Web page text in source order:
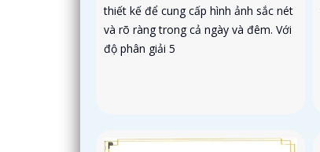
thiết kế để cung cấp hình ảnh sắc nét
và rõ ràng trong cả ngày và đêm. Với
độ phân giải 5